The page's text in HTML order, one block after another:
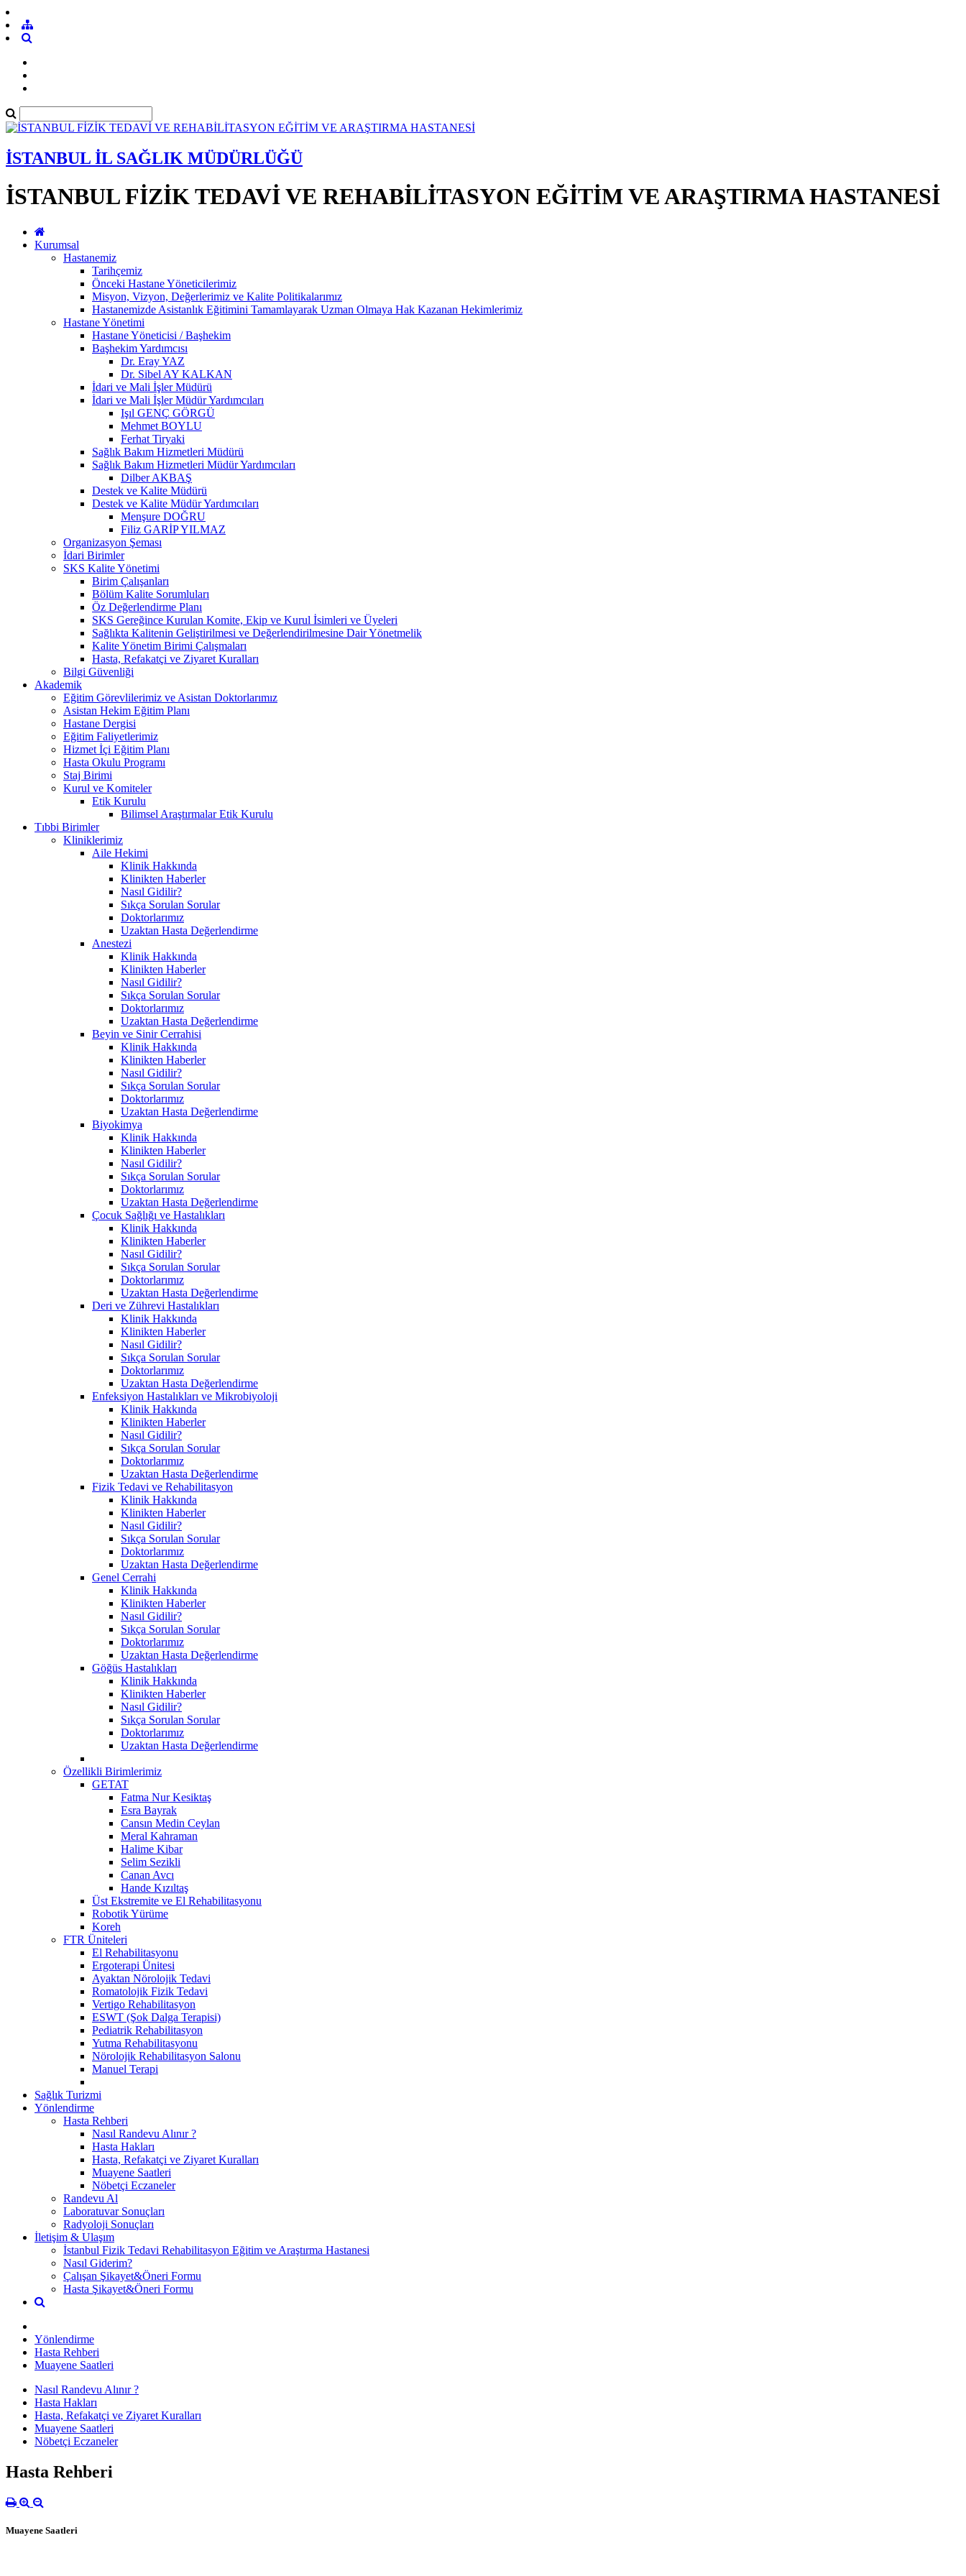
İSTANBUL İL SAĞLIK MÜDÜRLÜĞÜ
İSTANBUL FİZİK TEDAVİ VE REHABİLİTASYON EĞİTİM VE ARAŞTIRMA HASTANESİ
Kurumsal
Hastanemiz
Tarihçemiz
Önceki Hastane Yöneticilerimiz
Misyon, Vizyon, Değerlerimiz ve Kalite Politikalarımız
Hastanemizde Asistanlık Eğitimini Tamamlayarak Uzman Olmaya Hak Kazanan Hekimlerimiz
Hastane Yönetimi
Hastane Yöneticisi / Başhekim
Başhekim Yardımcısı
Dr. Eray YAZ
Dr. Sibel AY KALKAN
İdari ve Mali İşler Müdürü
İdari ve Mali İşler Müdür Yardımcıları
Işıl GENÇ GÖRGÜ
Mehmet BOYLU
Ferhat Tiryaki
Sağlık Bakım Hizmetleri Müdürü
Sağlık Bakım Hizmetleri Müdür Yardımcıları
Dilber AKBAŞ
Destek ve Kalite Müdürü
Destek ve Kalite Müdür Yardımcıları
Menşure DOĞRU
Filiz GARİP YILMAZ
Organizasyon Şeması
İdari Birimler
SKS Kalite Yönetimi
Birim Çalışanları
Bölüm Kalite Sorumluları
Öz Değerlendirme Planı
SKS Gereğince Kurulan Komite, Ekip ve Kurul İsimleri ve Üyeleri
Sağlıkta Kalitenin Geliştirilmesi ve Değerlendirilmesine Dair Yönetmelik
Kalite Yönetim Birimi Çalışmaları
Hasta, Refakatçi ve Ziyaret Kuralları
Bilgi Güvenliği
Akademik
Eğitim Görevlilerimiz ve Asistan Doktorlarımız
Asistan Hekim Eğitim Planı
Hastane Dergisi
Eğitim Faliyetlerimiz
Hizmet İçi Eğitim Planı
Hasta Okulu Programı
Staj Birimi
Kurul ve Komiteler
Etik Kurulu
Bilimsel Araştırmalar Etik Kurulu
Tıbbi Birimler
Kliniklerimiz
Aile Hekimi
Klinik Hakkında
Klinikten Haberler
Nasıl Gidilir?
Sıkça Sorulan Sorular
Doktorlarımız
Uzaktan Hasta Değerlendirme
Anestezi
Klinik Hakkında
Klinikten Haberler
Nasıl Gidilir?
Sıkça Sorulan Sorular
Doktorlarımız
Uzaktan Hasta Değerlendirme
Beyin ve Sinir Cerrahisi
Klinik Hakkında
Klinikten Haberler
Nasıl Gidilir?
Sıkça Sorulan Sorular
Doktorlarımız
Uzaktan Hasta Değerlendirme
Biyokimya
Klinik Hakkında
Klinikten Haberler
Nasıl Gidilir?
Sıkça Sorulan Sorular
Doktorlarımız
Uzaktan Hasta Değerlendirme
Çocuk Sağlığı ve Hastalıkları
Klinik Hakkında
Klinikten Haberler
Nasıl Gidilir?
Sıkça Sorulan Sorular
Doktorlarımız
Uzaktan Hasta Değerlendirme
Deri ve Zührevi Hastalıkları
Klinik Hakkında
Klinikten Haberler
Nasıl Gidilir?
Sıkça Sorulan Sorular
Doktorlarımız
Uzaktan Hasta Değerlendirme
Enfeksiyon Hastalıkları ve Mikrobiyoloji
Klinik Hakkında
Klinikten Haberler
Nasıl Gidilir?
Sıkça Sorulan Sorular
Doktorlarımız
Uzaktan Hasta Değerlendirme
Fizik Tedavi ve Rehabilitasyon
Klinik Hakkında
Klinikten Haberler
Nasıl Gidilir?
Sıkça Sorulan Sorular
Doktorlarımız
Uzaktan Hasta Değerlendirme
Genel Cerrahi
Klinik Hakkında
Klinikten Haberler
Nasıl Gidilir?
Sıkça Sorulan Sorular
Doktorlarımız
Uzaktan Hasta Değerlendirme
Göğüs Hastalıkları
Klinik Hakkında
Klinikten Haberler
Nasıl Gidilir?
Sıkça Sorulan Sorular
Doktorlarımız
Uzaktan Hasta Değerlendirme
Özellikli Birimlerimiz
GETAT
Fatma Nur Kesiktaş
Esra Bayrak
Cansın Medin Ceylan
Meral Kahraman
Halime Kibar
Selim Sezikli
Canan Avcı
Hande Kızıltaş
Üst Ekstremite ve El Rehabilitasyonu
Robotik Yürüme
Koreh
FTR Üniteleri
El Rehabilitasyonu
Ergoterapi Ünitesi
Ayaktan Nörolojik Tedavi
Romatolojik Fizik Tedavi
Vertigo Rehabilitasyon
ESWT (Şok Dalga Terapisi)
Pediatrik Rehabilitasyon
Yutma Rehabilitasyonu
Nörolojik Rehabilitasyon Salonu
Manuel Terapi
Sağlık Turizmi
Yönlendirme
Hasta Rehberi
Nasıl Randevu Alınır ?
Hasta Hakları
Hasta, Refakatçi ve Ziyaret Kuralları
Muayene Saatleri
Nöbetçi Eczaneler
Randevu Al
Laboratuvar Sonuçları
Radyoloji Sonuçları
İletişim & Ulaşım
İstanbul Fizik Tedavi Rehabilitasyon Eğitim ve Araştırma Hastanesi
Nasıl Giderim?
Çalışan Şikayet&Öneri Formu
Hasta Şikayet&Öneri Formu
Yönlendirme
Hasta Rehberi
Muayene Saatleri
Nasıl Randevu Alınır ?
Hasta Hakları
Hasta, Refakatçi ve Ziyaret Kuralları
Muayene Saatleri
Nöbetçi Eczaneler
Hasta Rehberi
Muayene Saatleri